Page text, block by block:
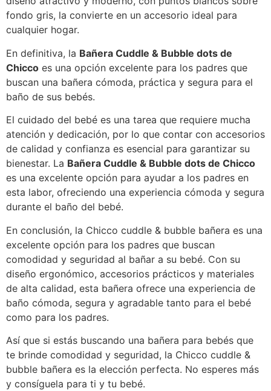
fondo gris, la convierte en un accesorio ideal para
cualquier hogar.
En definitiva, la Bañera Cuddle & Bubble dots de
Chicco es una opción excelente para los padres que
buscan una bañera cómoda, práctica y segura para el
baño de sus bebés.
El cuidado del bebé es una tarea que requiere mucha
atención y dedicación, por lo que contar con accesorios
de calidad y confianza es esencial para garantizar su
bienestar. La Bañera Cuddle & Bubble dots de Chicco
es una excelente opción para ayudar a los padres en
esta labor, ofreciendo una experiencia cómoda y segura
durante el baño del bebé.
En conclusión, la Chicco cuddle & bubble bañera es una
excelente opción para los padres que buscan
comodidad y seguridad al bañar a su bebé. Con su
diseño ergonómico, accesorios prácticos y materiales
de alta calidad, esta bañera ofrece una experiencia de
baño cómoda, segura y agradable tanto para el bebé
como para los padres.
Así que si estás buscando una bañera para bebés que
te brinde comodidad y seguridad, la Chicco cuddle &
bubble bañera es la elección perfecta. No esperes más
y consíguela para ti y tu bebé.